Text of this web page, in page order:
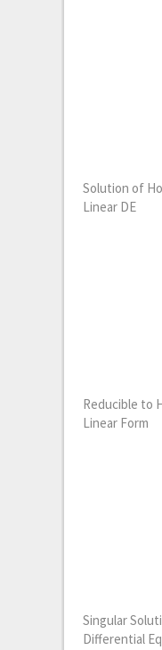
Solution of
Linear DE
Reducible to
Linear Form
Singular
Differential